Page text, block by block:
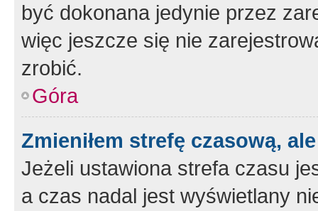
być dokonana jedynie przez
więc jeszcze się nie
zrobić.
Góra
Zmieniłem strefę czasową,
Jeżeli ustawiona strefa czasu
a czas nadal jest wyświetlany